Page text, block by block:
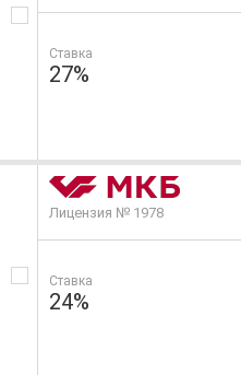
Ставка
27%
Лицензия № 1978
Ставка
24%